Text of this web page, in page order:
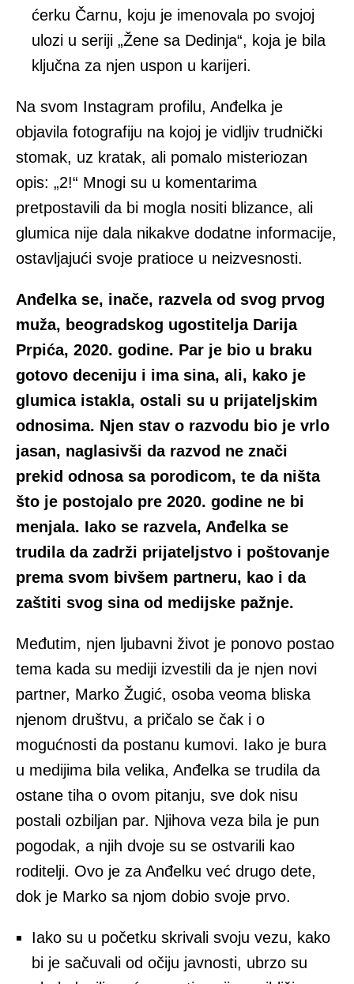
ćerku Čarnu, koju je imenovala po svojoj
ulozi u seriji „Žene sa Dedinja“, koja je bila
ključna za njen uspon u karijeri.
Na svom Instagram profilu, Anđelka je
objavila fotografiju na kojoj je vidljiv trudnički
stomak, uz kratak, ali pomalo misteriozan
opis: „2!“ Mnogi su u komentarima
pretpostavili da bi mogla nositi blizance, ali
glumica nije dala nikakve dodatne informacije,
ostavljajući svoje pratioce u neizvesnosti.
Anđelka se, inače, razvela od svog prvog
muža, beogradskog ugostitelja Darija
Prpića, 2020. godine. Par je bio u braku
gotovo deceniju i ima sina, ali, kako je
glumica istakla, ostali su u prijateljskim
odnosima. Njen stav o razvodu bio je vrlo
jasan, naglasivši da razvod ne znači
prekid odnosa sa porodicom, te da ništa
što je postojalo pre 2020. godine ne bi
menjala. Iako se razvela, Anđelka se
trudila da zadrži prijateljstvo i poštovanje
prema svom bivšem partneru, kao i da
zaštiti svog sina od medijske pažnje.
Međutim, njen ljubavni život je ponovo postao
tema kada su mediji izvestili da je njen novi
partner, Marko Žugić, osoba veoma bliska
njenom društvu, a pričalo se čak i o
mogućnosti da postanu kumovi. Iako je bura
u medijima bila velika, Anđelka se trudila da
ostane tiha o ovom pitanju, sve dok nisu
postali ozbiljan par. Njihova veza bila je pun
pogodak, a njih dvoje su se ostvarili kao
roditelji. Ovo je za Anđelku već drugo dete,
dok je Marko sa njom dobio svoje prvo.
Iako su u početku skrivali svoju vezu, kako
bi je sačuvali od očiju javnosti, ubrzo su